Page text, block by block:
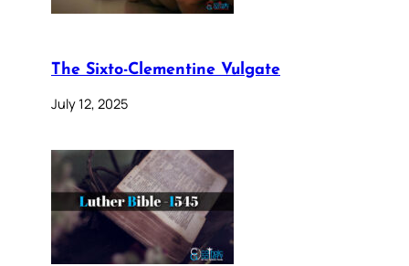
The Sixto-Clementine Vulgate
July 12, 2025